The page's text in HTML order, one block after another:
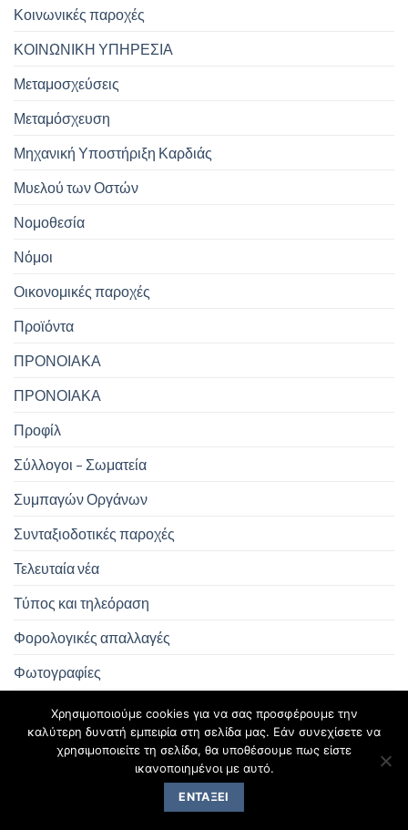
Κοινωνικές παροχές
ΚΟΙΝΩΝΙΚΗ ΥΠΗΡΕΣΙΑ
Μεταμοσχεύσεις
Μεταμόσχευση
Μηχανική Υποστήριξη Καρδιάς
Μυελού των Οστών
Νομοθεσία
Νόμοι
Οικονομικές παροχές
Προϊόντα
ΠΡΟΝΟΙΑΚΑ
ΠΡΟΝΟΙΑΚΑ
Προφίλ
Σύλλογοι – Σωματεία
Συμπαγών Οργάνων
Συνταξιοδοτικές παροχές
Τελευταία νέα
Τύπος και τηλεόραση
Φορολογικές απαλλαγές
Φωτογραφίες
Χωρίς κατηγορία
ΜΕΤΑΣΤΟΙΧΕΊΑ
Χρησιμοποιούμε cookies για να σας προσφέρουμε την
καλύτερη δυνατή εμπειρία στη σελίδα μας. Εάν συνεχίσετε να
χρησιμοποιείτε τη σελίδα, θα υποθέσουμε πως είστε
ικανοποιημένοι με αυτό.
ΕΝΤΆΞΕΙ